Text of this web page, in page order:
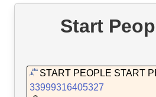
Start
START PEOPLE START
33999316405327